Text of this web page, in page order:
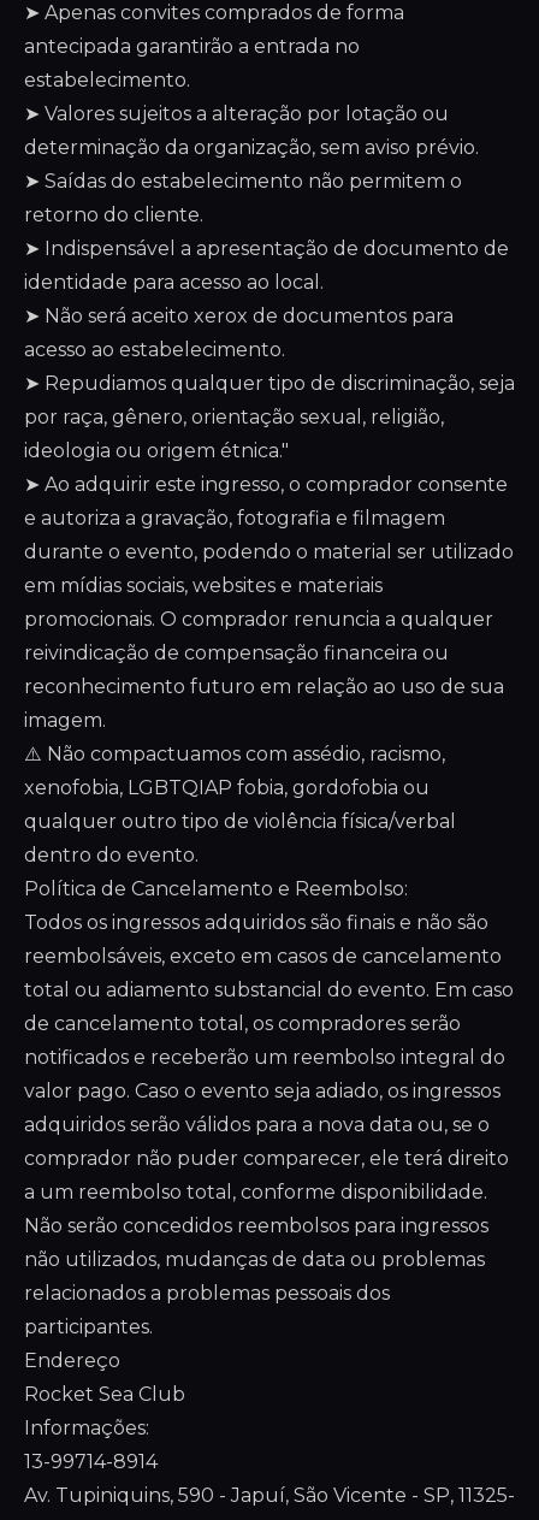
➤ Apenas convites comprados de forma
antecipada garantirão a entrada no
estabelecimento.
➤ Valores sujeitos a alteração por lotação ou
determinação da organização, sem aviso prévio.
➤ Saídas do estabelecimento não permitem o
retorno do cliente.
➤ Indispensável a apresentação de documento de
identidade para acesso ao local.
➤ Não será aceito xerox de documentos para
acesso ao estabelecimento.
➤ Repudiamos qualquer tipo de discriminação, seja
por raça, gênero, orientação sexual, religião,
ideologia ou origem étnica."
➤ Ao adquirir este ingresso, o comprador consente
e autoriza a gravação, fotografia e filmagem
durante o evento, podendo o material ser utilizado
em mídias sociais, websites e materiais
promocionais. O comprador renuncia a qualquer
reivindicação de compensação financeira ou
reconhecimento futuro em relação ao uso de sua
imagem.
⚠️ Não compactuamos com assédio, racismo,
xenofobia, LGBTQIAP fobia, gordofobia ou
qualquer outro tipo de violência física/verbal
dentro do evento.
Política de Cancelamento e Reembolso:
Todos os ingressos adquiridos são finais e não são
reembolsáveis, exceto em casos de cancelamento
total ou adiamento substancial do evento. Em caso
de cancelamento total, os compradores serão
notificados e receberão um reembolso integral do
valor pago. Caso o evento seja adiado, os ingressos
adquiridos serão válidos para a nova data ou, se o
comprador não puder comparecer, ele terá direito
a um reembolso total, conforme disponibilidade.
Não serão concedidos reembolsos para ingressos
não utilizados, mudanças de data ou problemas
relacionados a problemas pessoais dos
participantes.
Endereço
Rocket Sea Club
Informações:
13-99714-8914
Av. Tupiniquins, 590 - Japuí, São Vicente - SP, 11325-